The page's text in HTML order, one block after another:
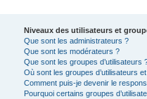
Niveaux des utilisateurs et
Que sont les administrateurs ?
Que sont les modérateurs ?
Que sont les groupes d’utilisateurs
Où sont les groupes d’utilisateurs
Comment puis-je devenir le
Pourquoi certains groupes